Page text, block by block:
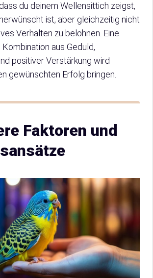
du deinem Wellensittich zeigst,
ist, aber gleichzeitig nicht
Verhalten zu belohnen. Eine
aus Geduld,
positiver Verstärkung wird
gewünschten Erfolg bringen.
Faktoren und